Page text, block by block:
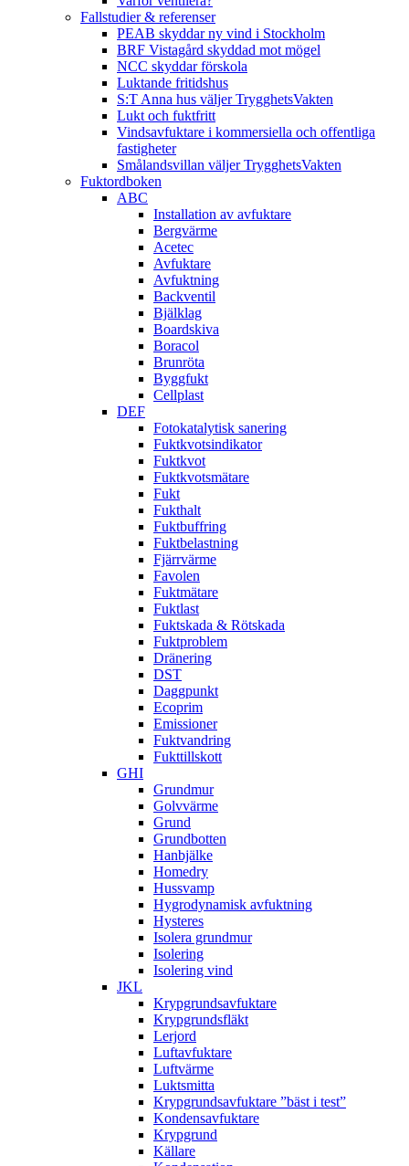
Fallstudier & referenser
PEAB skyddar ny vind i Stockholm
BRF Vistagård skyddad mot mögel
NCC skyddar förskola
Luktande fritidshus
S:T Anna hus väljer TrygghetsVakten
Lukt och fuktfritt
Vindsavfuktare i kommersiella och offentliga
fastigheter
Smålandsvillan väljer TrygghetsVakten
Fuktordboken
ABC
Installation av avfuktare
Bergvärme
Acetec
Avfuktare
Avfuktning
Backventil
Bjälklag
Boardskiva
Boracol
Brunröta
Byggfukt
Cellplast
DEF
Fotokatalytisk sanering
Fuktkvotsindikator
Fuktkvot
Fuktkvotsmätare
Fukt
Fukthalt
Fuktbuffring
Fuktbelastning
Fjärrvärme
Favolen
Fuktmätare
Fuktlast
Fuktskada & Rötskada
Fuktproblem
Dränering
DST
Daggpunkt
Ecoprim
Emissioner
Fuktvandring
Fukttillskott
GHI
Grundmur
Golvvärme
Grund
Grundbotten
Hanbjälke
Homedry
Hussvamp
Hygrodynamisk avfuktning
Hysteres
Isolera grundmur
Isolering
Isolering vind
JKL
Krypgrundsavfuktare
Krypgrundsfläkt
Lerjord
Luftavfuktare
Luftvärme
Luktsmitta
Krypgrundsavfuktare ”bäst i test”
Kondensavfuktare
Krypgrund
Källare